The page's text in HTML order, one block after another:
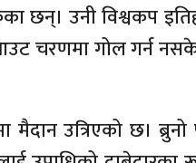
छन्। उनी विश्वकप
चरणमा गोल गर्न
उत्रिएको छ।